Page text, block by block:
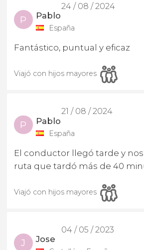
24 / 08 / 2024
P Pablo
España
Fantástico, puntual y eficaz
Viajó con hijos mayores
21 / 08 / 2024
P Pablo
España
El conductor llegó tarde y
ruta que tardó más de 40
Viajó con hijos mayores
04 / 05 / 2023
J Jose